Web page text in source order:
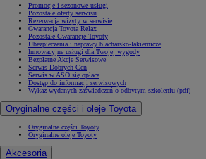
Promocje i sezonowe usługi
Pozostałe oferty serwisu
Rezerwacja wizyty w serwisie
Gwarancja Toyota Relax
Pozostałe Gwarancje Toyoty
Ubezpieczenia i naprawy blacharsko-lakiernicze
Innowacyjne usługi dla Twojej wygody
Bezpłatne Akcje Serwisowe
Serwis Dobrych Cen
Serwis w ASO się opłaca
Dostęp do informacji serwisowych
Wykaz wydanych zaświadczeń o odbytym szkoleniu (pdf)
Oryginalne części i oleje Toyota
Oryginalne części Toyoty
Oryginalne oleje Toyoty
Akcesoria